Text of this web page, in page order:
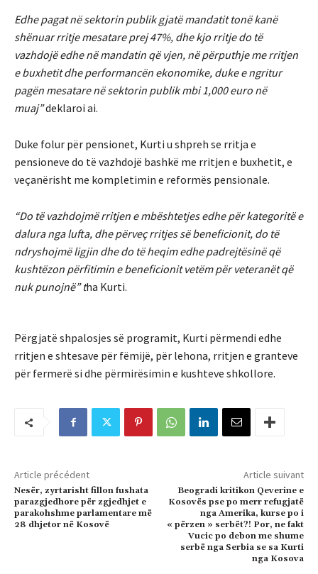
Edhe pagat në sektorin publik gjatë mandatit tonë kanë
shënuar rritje mesatare prej 47%, dhe kjo rritje do të
vazhdojë edhe në mandatin që vjen, në përputhje me rritjen
e buxhetit dhe performancën ekonomike, duke e ngritur
pagën mesatare në sektorin publik mbi 1,000 euro në
muaj”deklaroi ai.
Duke folur për pensionet, Kurti u shpreh se rritja e
pensioneve do të vazhdojë bashkë me rritjen e buxhetit, e
veçanërisht me kompletimin e reformës pensionale.
“Do të vazhdojmë rritjen e mbështetjes edhe për kategoritë e
dalura nga lufta, dhe përveç rritjes së beneficionit, do të
ndryshojmë ligjin dhe do të heqim edhe padrejtësinë që
kushtëzon përfitimin e beneficionit vetëm për veteranët që
nuk punojnë” tha Kurti.
Përgjatë shpalosjes së programit, Kurti përmendi edhe
rritjen e shtesave për fëmijë, për lehona, rritjen e granteve
për fermerë si dhe përmirësimin e kushteve shkollore.
Article précédent
Nesër, zyrtarisht fillon fushata
parazgjedhore për zgjedhjet e
parakohshme parlamentare më
28 dhjetor në Kosovë
Article suivant
Beogradi kritikon Qeverine e
Kosovës pse po merr refugjatë
nga Amerika, kurse po i
« përzen » serbët?! Por, ne fakt
Vucic po debon me shume
serbë nga Serbia se sa Kurti
nga Kosova